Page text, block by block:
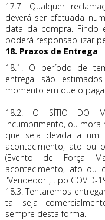
17.7. Qualquer
deverá ser efetuada
data da compra. Findo
poderá responsabilizar
18. Prazos de Entrega
18.1. O período de
entrega são
momento em que o
18.2. O SÍTIO DO
incumprimento, ou mora
que seja devida a
acontecimento, ato ou
(Evento de Força
acontecimento, ato ou
"Vendedor", tipo COVID-
18.3. Tentaremos
tal seja
sempre desta forma.